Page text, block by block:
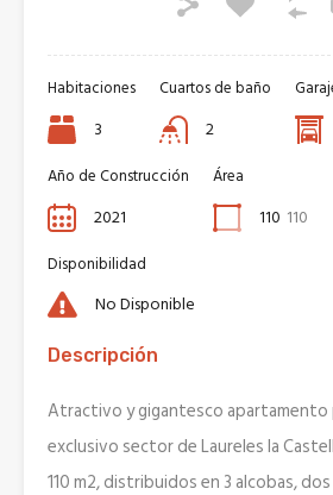
Habitaciones
3
Cuartos de baño
2
Año de Construcción
2021
Área
110 110
Disponibilidad
No Disponible
Descripción
Atractivo y gigantesco apartamento
exclusivo sector de Laureles la
110 m2, distribuidos en 3 alcobas,